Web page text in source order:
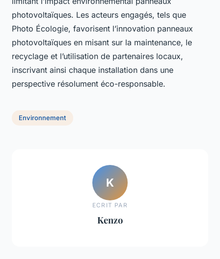
photovoltaïques. Les acteurs engagés, tels que
Photo Écologie, favorisent l’innovation panneaux
photovoltaïques en misant sur la maintenance, le
recyclage et l’utilisation de partenaires locaux,
inscrivant ainsi chaque installation dans une
perspective résolument éco-responsable.
Environnement
K
ECRIT PAR
Kenzo